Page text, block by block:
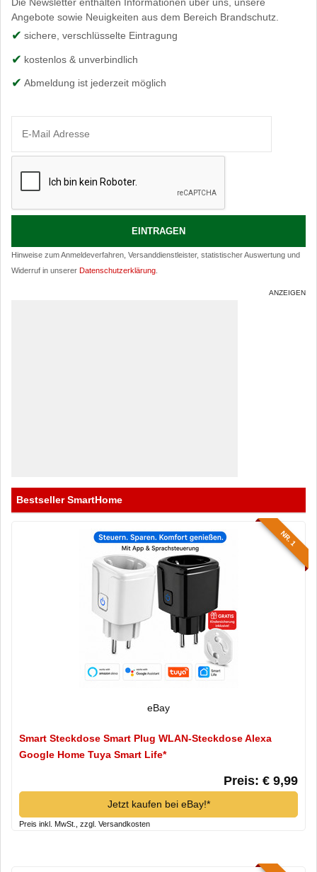
Angebote sowie Neuigkeiten aus dem Bereich Brandschutz.
sichere, verschlüsselte Eintragung
kostenlos & unverbindlich
Abmeldung ist jederzeit möglich
Hinweise zum Anmeldeverfahren, Versanddienstleister, statistischer Auswertung und
Widerruf in unserer Datenschutzerklärung
ANZEIGEN
Bestseller SmartHome
NR. 1
eBay
Smart Steckdose Smart Plug WLAN-Steckdose Alexa
Google Home Tuya Smart Life*
Preis: € 9,99
Jetzt kaufen bei eBay!*
Preis inkl. MwSt., zzgl. Versandkosten